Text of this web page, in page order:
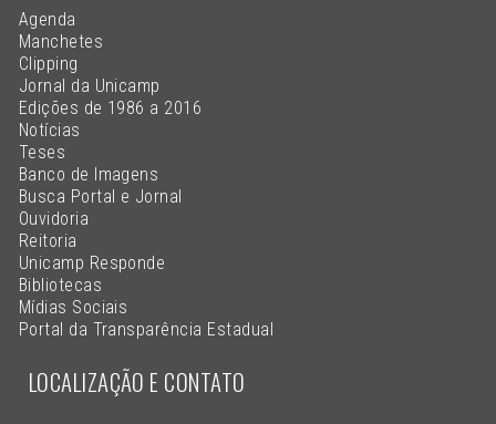
Agenda
Manchetes
Clipping
Jornal da Unicamp
Edições de 1986 a 2016
Notícias
Teses
Banco de Imagens
Busca Portal e Jornal
Ouvidoria
Reitoria
Unicamp Responde
Bibliotecas
Mídias Sociais
Portal da Transparência Estadual
LOCALIZAÇÃO E CONTATO